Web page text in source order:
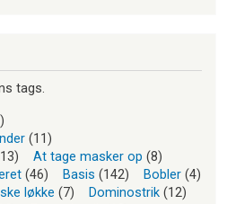
tags.
(11)
At tage masker op (8)
(46) Basis (142) Bobler (4)
løkke (7) Dominostrik (12)